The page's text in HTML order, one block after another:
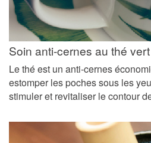
Soin anti-cernes au thé vert
Le thé est un anti-cernes
estomper les poches sous les
stimuler et revitaliser le contour